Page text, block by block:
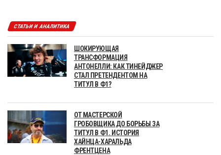
СТАТЬИ И АНАЛИТИКА
ШОКИРУЮЩАЯ
ТРАНСФОРМАЦИЯ
АНТОНЕЛЛИ: КАК ТИНЕЙДЖЕР
СТАЛ ПРЕТЕНДЕНТОМ НА
ТИТУЛ В Ф1?
ОТ МАСТЕРСКОЙ
ГРОБОВЩИКА ДО БОРЬБЫ ЗА
ТИТУЛ В Ф1. ИСТОРИЯ
ХАЙНЦА-ХАРАЛЬДА
ФРЕНТЦЕНА